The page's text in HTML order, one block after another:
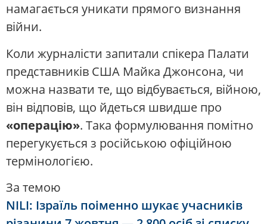
намагається уникати прямого визнання
війни.
Коли журналісти запитали спікера Палати
представників США Майка Джонсона, чи
можна назвати те, що відбувається, війною,
він відповів, що йдеться швидше про
«операцію». Така формулювання помітно
перегукується з російською офіційною
термінологією.
За темою
NILI: Ізраїль поіменно шукає учасників